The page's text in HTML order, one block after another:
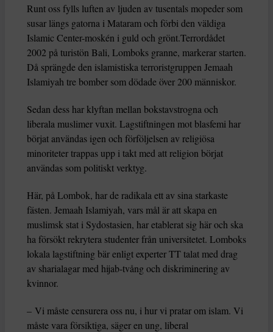
Runt oss fylls luften av ljuden av tusentals mopeder som
susar längs gatorna i Mataram och förbi den väldiga
Islamic Center-moskén i guld och grönt.Terrordådet
2002 på turistön Bali, Lomboks granne, markerar starten.
Då sprängde den islamistiska terroristgruppen Jemaah
Islamiyah tre bomber som dödade över 200 människor.
Sedan dess har klyftan mellan bokstavstrogna och
liberala muslimer vuxit. Lagstiftningen mot blasfemi har
börjat användas igen och förföljelsen av religiösa
minoriteter trappas upp i takt med att religion börjat
användas som politiskt verktyg.
Här, på Lombok, har de radikala ett av sina starkaste
fästen. Jemaah Islamiyah, vars mål är att skapa en
muslimsk stat i Sydostasien, har etablerat sig här och ska
ha försökt rekrytera studenter från universitetet. Lomboks
lokala lagstiftning bär enligt experter TT talat med drag
av sharialagar med hijab-tvång och diskriminering av
kvinnor.
– Vi måste censurera oss nu, i hur vi pratar om islam. Vi
måste vara försiktiga, säger en ung, liberal